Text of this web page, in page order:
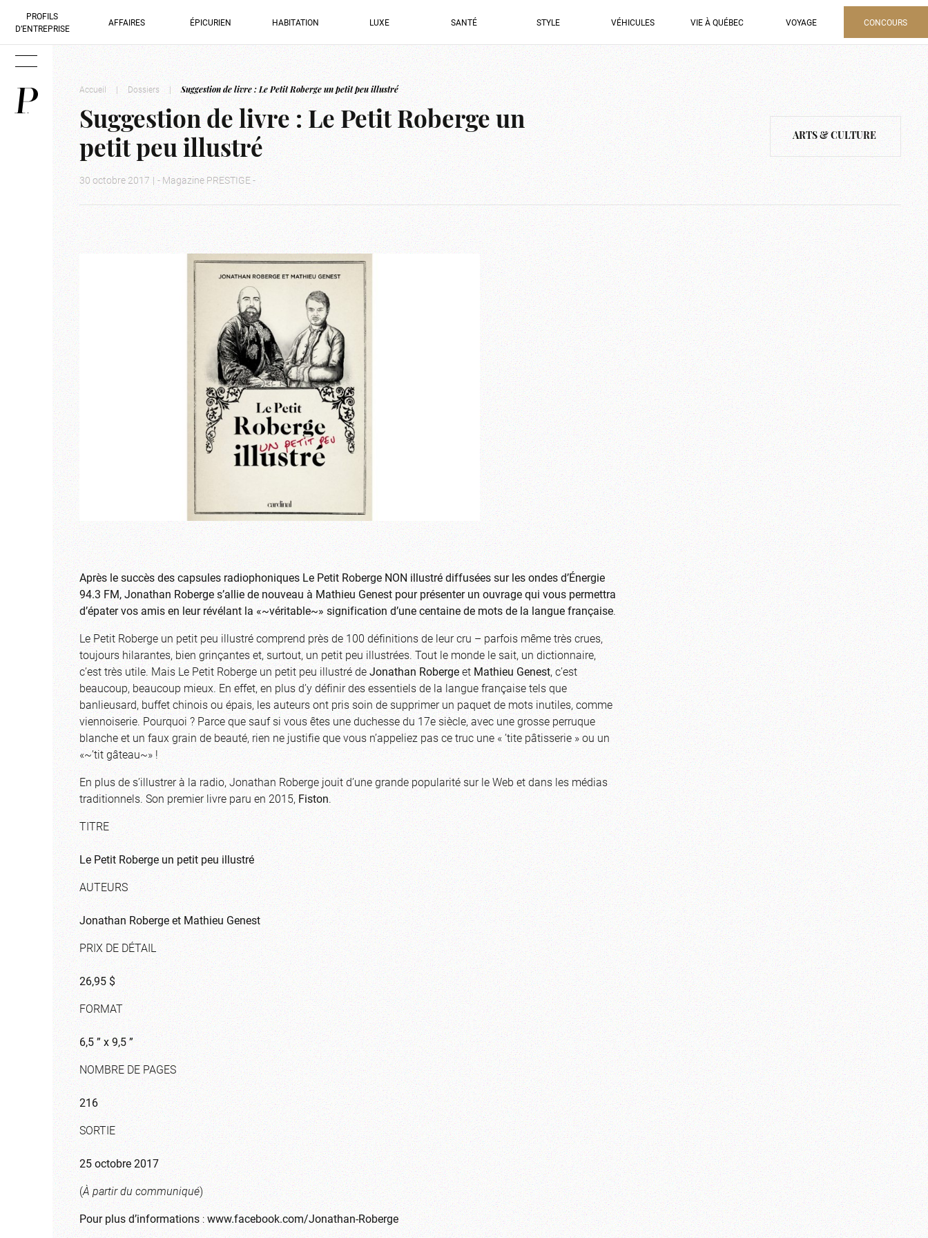
PROFILS
D’ENTREPRISE
AFFAIRES ÉPICURIEN HABITATION LUXE SANTÉ STYLE VÉHICULES VIE À QUÉBEC VOYAGE CONCOURS
Accueil | Dossiers | Suggestion de livre : Le Petit Roberge un petit peu illustré
Suggestion de livre : Le Petit Roberge un
petit peu illustré
30 octobre 2017 | - Magazine PRESTIGE -
ARTS & CULTURE
Après le succès des capsules radiophoniques Le Petit Roberge NON illustré diffusées sur les ondes d’Énergie
94.3 FM, Jonathan Roberge s’allie de nouveau à Mathieu Genest pour présenter un ouvrage qui vous permettra
d’épater vos amis en leur révélant la «~véritable~» signification d’une centaine de mots de la langue française.
Le Petit Roberge un petit peu illustré comprend près de 100 définitions de leur cru – parfois même très crues,
toujours hilarantes, bien grinçantes et, surtout, un petit peu illustrées. Tout le monde le sait, un dictionnaire,
c’est très utile. Mais Le Petit Roberge un petit peu illustré deJonathan RobergeetMathieu Genest, c’est
beaucoup, beaucoup mieux. En effet, en plus d’y définir des essentiels de la langue française tels que
banlieusard, buffet chinois ou épais, les auteurs ont pris soin de supprimer un paquet de mots inutiles, comme
viennoiserie. Pourquoi ? Parce que sauf si vous êtes une duchesse du 17e siècle, avec une grosse perruque
blanche et un faux grain de beauté, rien ne justifie que vous n’appeliez pas ce truc une « ’tite pâtisserie » ou un
«~’tit gâteau~» !
En plus de s’illustrer à la radio, Jonathan Roberge jouit d’une grande popularité sur le Web et dans les médias
traditionnels. Son premier livre paru en 2015,Fiston.
TITRE
Le Petit Roberge un petit peu illustré
AUTEURS
Jonathan Roberge et Mathieu Genest
PRIX DE DÉTAIL
26,95 $
FORMAT
6,5 ” x 9,5 ”
NOMBRE DE PAGES
216
SORTIE
25 octobre 2017
(À partir du communiqué)
Pour plus d’informations:www.facebook.com/Jonathan-Roberge